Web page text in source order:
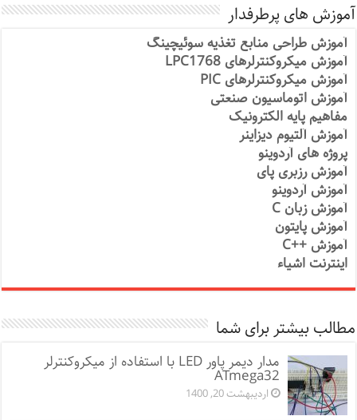
آموزش های پرطرفدار
آموزش طراحی منابع تغذیه سوئیچینگ
آموزش میکروکنترلرهای LPC1768
آموزش میکروکنترلرهای PIC
آموزش اتوماسیون صنعتی
مفاهیم پایه الکترونیک
آموزش آلتیوم دیزاینر
پروژه های آردوینو
آموزش رزبری پای
آموزش آردوینو
آموزش زبان C
آموزش پایتون
آموزش ++C
اینترنت اشیاء
مطالب بیشتر برای شما
مدار دیمر پاور LED با استفاده از میکروکنترلر
ATmega32
اردیبهشت 20, 1400